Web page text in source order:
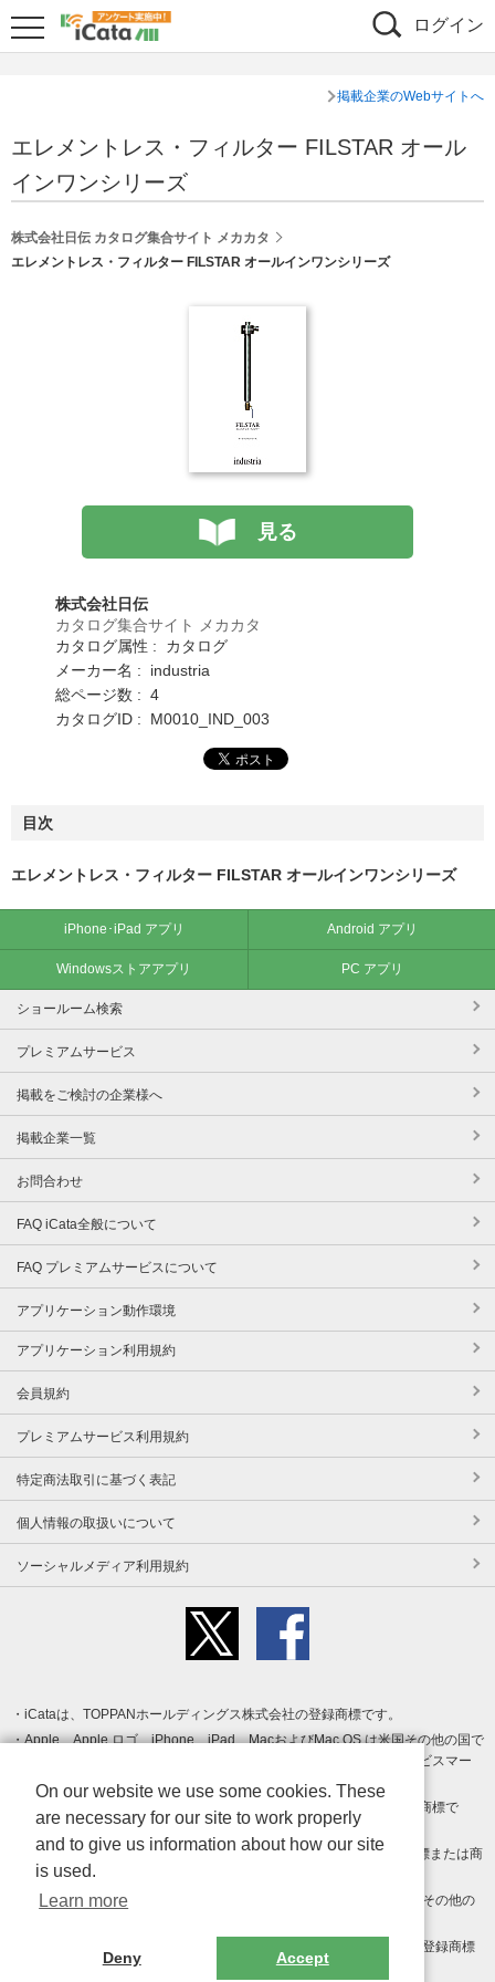
ログイン
掲載企業のWebサイトへ
エレメントレス・フィルター FILSTAR オール
インワンシリーズ
株式会社日伝 カタログ集合サイト メカカタ
エレメントレス・フィルター FILSTAR オールインワンシリーズ
見る
株式会社日伝
カタログ集合サイト メカカタ
カタログ属性 : カタログ
メーカー名 : industria
総ページ数 : 4
カタログID : M0010_IND_003
目次
エレメントレス・フィルター FILSTAR オールインワンシリーズ
iPhone･iPad アプリ Android アプリ
Windowsストアアプリ PC アプリ
ショールーム検索
プレミアムサービス
掲載をご検討の企業様へ
掲載企業一覧
お問合わせ
FAQ iCata全般について
FAQ プレミアムサービスについて
アプリケーション動作環境
アプリケーション利用規約
会員規約
プレミアムサービス利用規約
特定商法取引に基づく表記
個人情報の取扱いについて
ソーシャルメディア利用規約
iCataは、TOPPANホールディングス株式会社の登録商標です。
Apple、Apple ロゴ、iPhone、iPad、MacおよびMac OS は米国その他の国で
登録された Apple Inc. の商標です。App Store は Apple Inc. のサービスマー
クです。
Android、Google Play および Google Play ロゴ は Google LLC の商標で
す。
Windows は Microsoft Inc.の米国およびその他の国における登録商標または商
標です。
Adobe、Adobe Reader、Adobe PDF は、Adobe Inc.の米国およびその他の
その他、記載されている会社名、商品名、ロゴは各社の商標または登録商標
On our website we use some cookies. These
are necessary for our site to work properly
and to give us information about how our site
is used.
Learn more
Deny Accept